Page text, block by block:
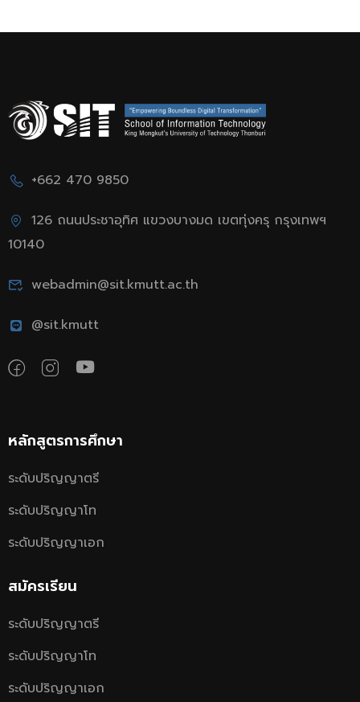
+662 470 9850
126 ถนนประชาอุทิศ แขวงบางมด เขตทุ่งครุ กรุงเทพฯ
10140
webadmin@sit.kmutt.ac.th
@sit.kmutt
หลักสูตรการศึกษา
ระดับปริญญาตรี
ระดับปริญญาโท
ระดับปริญญาเอก
สมัครเรียน
ระดับปริญญาตรี
ระดับปริญญาโท
ระดับปริญญาเอก